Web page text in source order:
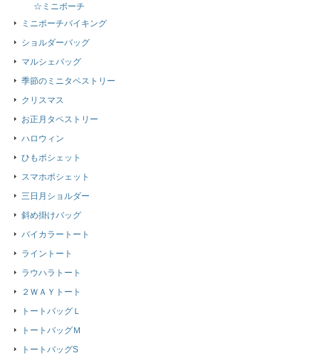
☆ミニポーチ
ミニポーチバイキング
ショルダーバッグ
マルシェバッグ
季節のミニタペストリー
クリスマス
お正月タペストリー
ハロウィン
ひもポシェット
スマホポシェット
三日月ショルダー
斜め掛けバッグ
バイカラートート
ライントート
ラウハラトート
２ＷＡＹトート
トートバッグＬ
トートバッグＭ
トートバッグS